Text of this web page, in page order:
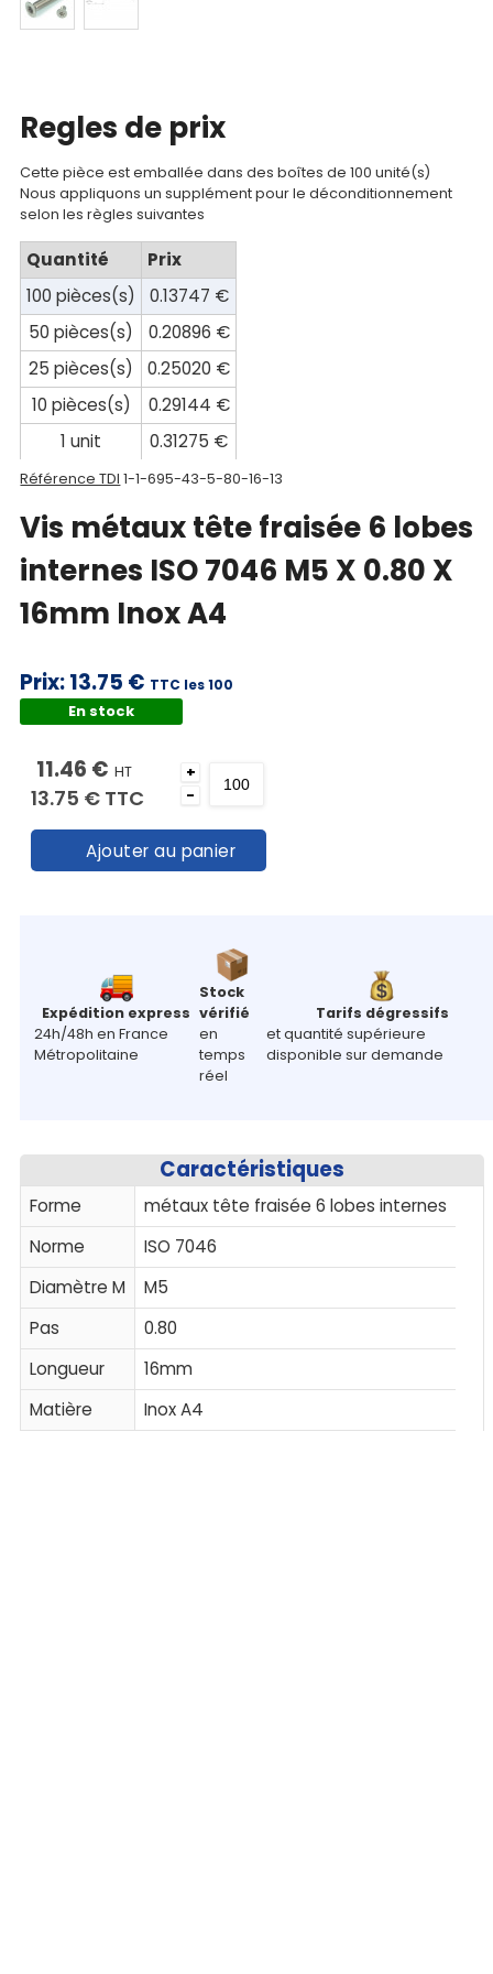
compte
Mon
panier
Contact
Regles de prix
Cette pièce est emballée dans des boîtes de 100 unité(s)
Nous appliquons un supplément pour le déconditionnement
selon les règles suivantes
Quantité
Prix
100 pièces(s)
0.13747 €
50 pièces(s)
0.20896 €
25 pièces(s)
0.25020 €
10 pièces(s)
0.29144 €
1 unit
0.31275 €
Référence TDI 1-1-695-43-5-80-16-13
Vis métaux tête fraisée 6 lobes
internes ISO 7046 M5 X 0.80 X
16mm Inox A4
Prix:13.75 € TTC les 100
En stock
11.46 € HT
13.75 € TTC
+
-
Ajouter au panier
Expédition express
24h/48h en France
Métropolitaine
Stock
vérifié
en
temps
réel
Tarifs dégressifs
et quantité supérieure
disponible sur demande
Caractéristiques
Forme
métaux tête fraisée 6 lobes internes
Norme
ISO 7046
Diamètre M
M5
Pas
0.80
Longueur
16mm
Matière
Inox A4